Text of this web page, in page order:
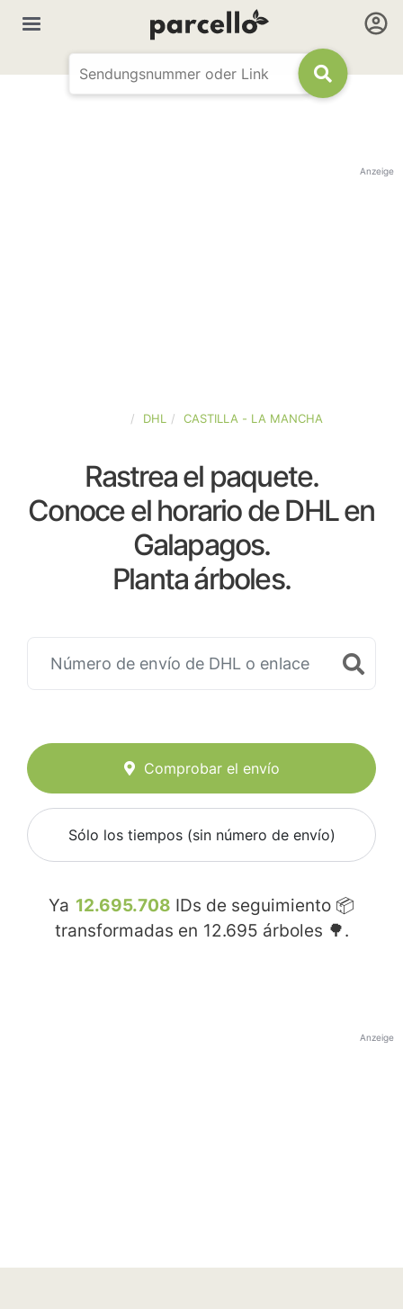
Anzeige
DHL CASTILLA - LA MANCHA
Rastrea el paquete.
Conoce el horario de DHL en
Galapagos.
Planta árboles.
Comprobar el envío
Sólo los tiempos (sin número de envío)
Ya 12.695.708 IDs de seguimiento 📦
transformadas en 12.695 árboles 🌳.
Anzeige